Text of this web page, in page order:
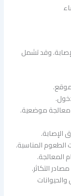
وقد تشمل
معالجة موضعية.
المناسبة.
المعالجة.
التكاثر.